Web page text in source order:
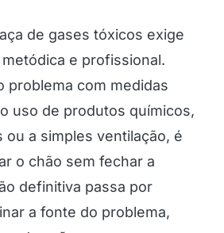
de gases tóxicos exige
e profissional.
problema com medidas
uso de produtos químicos,
ou a simples ventilação, é
o chão sem fechar a
definitiva passa por
a fonte do problema,